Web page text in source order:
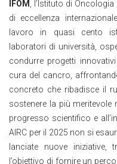
IFOM
, l’Istituto di
di eccellenza
lavoro in quasi cento
laboratori di università,
condurre progetti
cura del cancro,
concreto che ribadisce il
sostenere la più meritevole
progresso scientifico e
AIRC per il 2025 non si
lanciate nuove iniziative,
l’obiettivo di fornire un